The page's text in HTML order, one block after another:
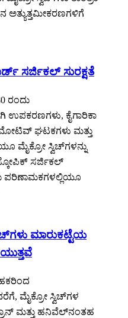
ಅತ್ಯುತ್ತಮೀಕರಣಗಳಿಗೆ
ಸರ್ಜಿಕಲ್ ಸುರಕ್ಷತೆ
ರಂದು
ಕೈಗಾರಿಕಾ
ಘಟಕಗಳು ಮತ್ತು
ಮೈಕ್ರೋ ಸ್ವಿಚ್‌ಗಳನ್ನು
ಸರ್ಜಿಕಲ್
ಮಾರುಕಟ್ಟೆಯ
ಮೈಕ್ರೋ ಸ್ವಿಚ್‌ಗಳ
ಮತ್ತು ಹನಿವೆಲ್‌ನಂತಹ